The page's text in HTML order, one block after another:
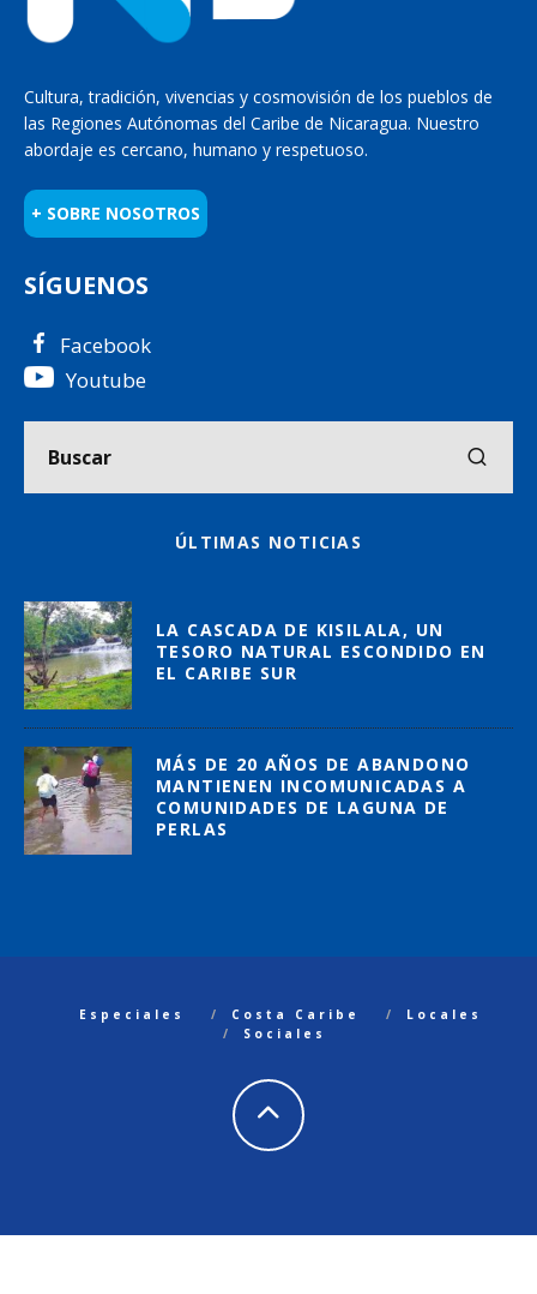
Cultura, tradición, vivencias y cosmovisión de los pueblos de
las Regiones Autónomas del Caribe de Nicaragua. Nuestro
abordaje es cercano, humano y respetuoso.
+ SOBRE NOSOTROS
SÍGUENOS
Facebook
Youtube
ÚLTIMAS NOTICIAS
LA CASCADA DE KISILALA, UN
TESORO NATURAL ESCONDIDO EN
EL CARIBE SUR
MÁS DE 20 AÑOS DE ABANDONO
MANTIENEN INCOMUNICADAS A
COMUNIDADES DE LAGUNA DE
PERLAS
Especiales Costa Caribe
Locales
Sociales